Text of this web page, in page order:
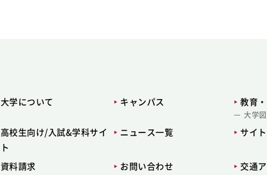
大学について キャンパス 教育
大学
高校生向け/入試&学科サイ
ト
ニュース一覧 サイ
資料請求 お問い合わせ 交通